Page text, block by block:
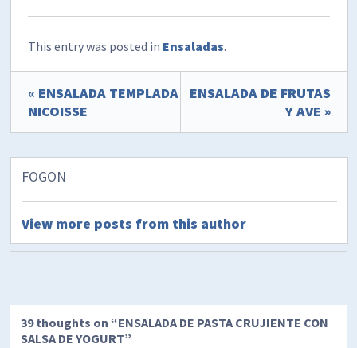
This entry was posted in Ensaladas.
« ENSALADA TEMPLADA
NICOISSE
ENSALADA DE FRUTAS
Y AVE »
FOGON
View more posts from this author
39 thoughts on “ENSALADA DE PASTA CRUJIENTE CON
SALSA DE YOGURT”